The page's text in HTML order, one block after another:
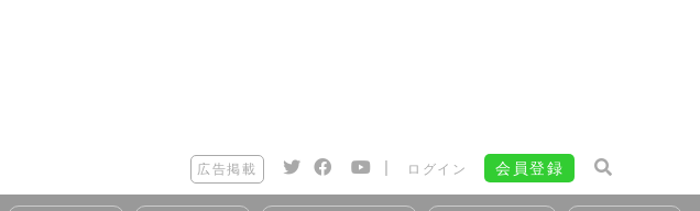
広告掲載 | ログイン 会員登録